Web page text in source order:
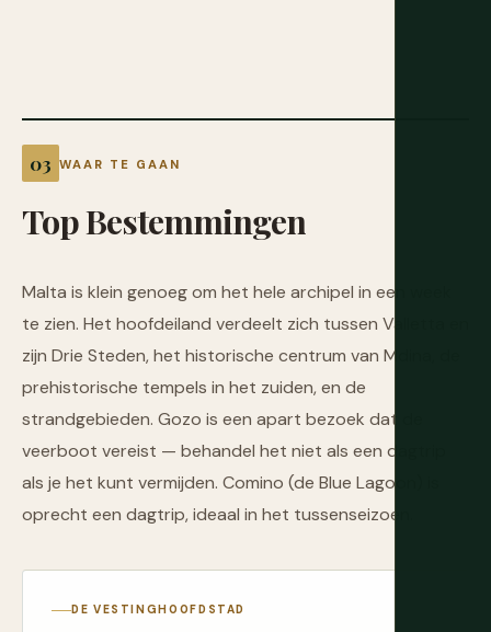
WAAR TE GAAN
TopBestemmingen
Malta is klein genoeg om het hele archipel in een week
te zien. Het hoofdeiland verdeelt zich tussen Valletta en
zijn Drie Steden, het historische centrum van Mdina, de
prehistorische tempels in het zuiden, en de
strandgebieden. Gozo is een apart bezoek dat de
veerboot vereist — behandel het niet als een dagtrip
als je het kunt vermijden. Comino (de Blue Lagoon) is
oprecht een dagtrip, ideaal in het tussenseizoen.
DE VESTINGHOOFDSTAD